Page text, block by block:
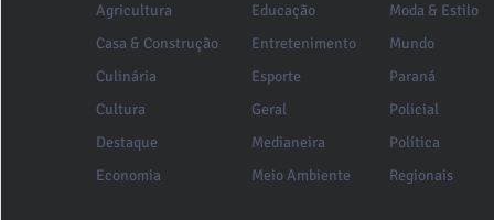
Agricultura
Casa & Construção
Culinária
Cultura
Destaque
Economia
Educação
Entretenimento
Esporte
Geral
Medianeira
Meio Ambiente
Moda & Estilo
Mundo
Paraná
Policial
Política
Regionais